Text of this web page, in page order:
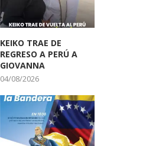
KEIKO TRAE DE
REGRESO A PERÚ A
GIOVANNA
04/08/2026